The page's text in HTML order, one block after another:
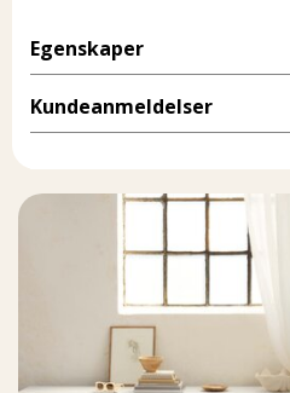
Egenskaper
Kundeanmeldelser